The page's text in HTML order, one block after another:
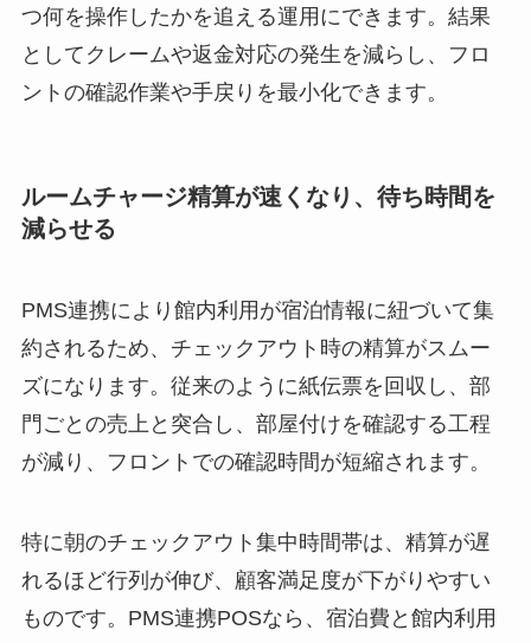
つ何を操作したかを追える運用にできます。結果
としてクレームや返金対応の発生を減らし、フロ
ントの確認作業や手戻りを最小化できます。
ルームチャージ精算が速くなり、待ち時間を
減らせる
PMS連携により館内利用が宿泊情報に紐づいて集
約されるため、チェックアウト時の精算がスムー
ズになります。従来のように紙伝票を回収し、部
門ごとの売上と突合し、部屋付けを確認する工程
が減り、フロントでの確認時間が短縮されます。
特に朝のチェックアウト集中時間帯は、精算が遅
れるほど行列が伸び、顧客満足度が下がりやすい
ものです。PMS連携POSなら、宿泊費と館内利用